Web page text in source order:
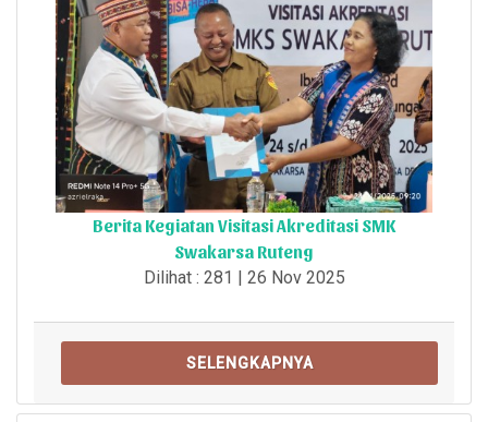
Berita Kegiatan Visitasi Akreditasi SMK
Swakarsa Ruteng
Dilihat : 281 | 26 Nov 2025
SELENGKAPNYA